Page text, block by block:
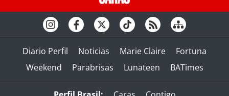
Diario Perfil Noticias Marie Claire
Fortuna
Weekend
Parabrisas Lunateen BATimes